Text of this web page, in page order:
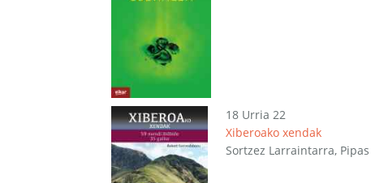
18 Urria 22
Xiberoako xendak
Sortzez Larraintarra,